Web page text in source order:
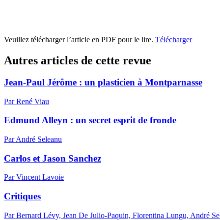
Veuillez télécharger l’article en PDF pour le lire. Télécharger
Autres articles de cette revue
Jean-Paul Jérôme : un plasticien à Montparnasse
Par René Viau
Edmund Alleyn : un secret esprit de fronde
Par André Seleanu
Carlos et Jason Sanchez
Par Vincent Lavoie
Critiques
Par Bernard Lévy, Jean De Julio-Paquin, Florentina Lungu, André